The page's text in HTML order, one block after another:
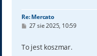
Re: Mercato
P
t
27 sie 2025, 10:59
To jest koszmar.